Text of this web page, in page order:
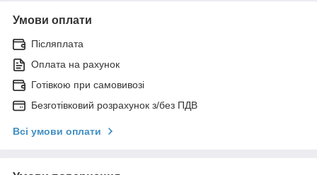
Умови оплати
Післяплата
Оплата на рахунок
Готівкою при самовивозі
Безготівковий розрахунок з/без ПДВ
Всі умови оплати